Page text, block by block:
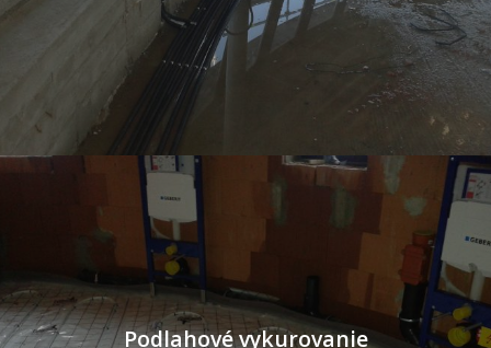
Podlahové vykurovanie